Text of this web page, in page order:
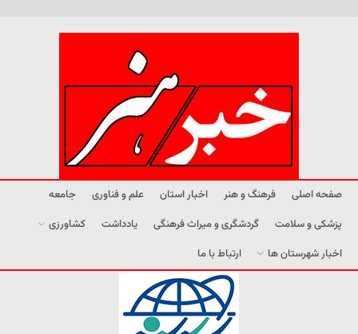
صفحه اصلی فرهنگ و هنر اخبار استان علم و فناوری
جامعه
پزشکی و سلامت
گردشگری و میراث فرهنگی یادداشت
کشاورزی
اخبار شهرستان ها
ارتباط با ما